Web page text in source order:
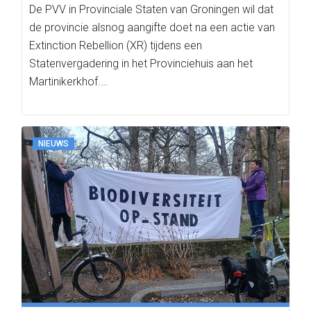
De PVV in Provinciale Staten van Groningen wil dat
de provincie alsnog aangifte doet na een actie van
Extinction Rebellion (XR) tijdens een
Statenvergadering in het Provinciehuis aan het
Martinikerkhof.…
NIEUWS